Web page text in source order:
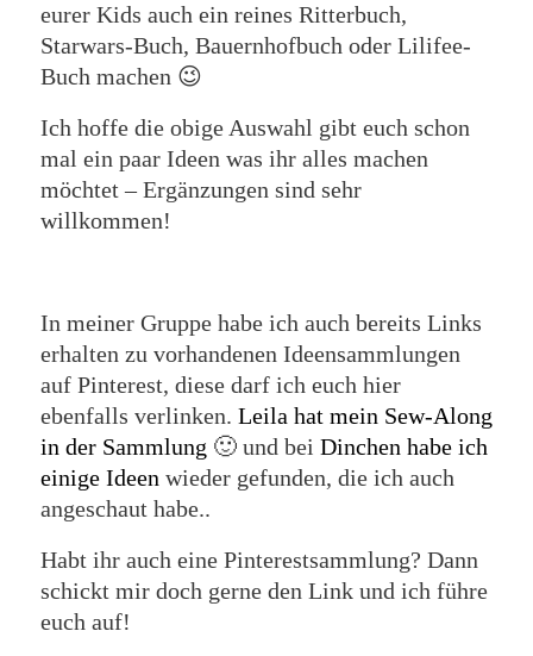
eurer Kids auch ein reines Ritterbuch,
Starwars-Buch, Bauernhofbuch oder Lilifee-
Buch machen 😉
Ich hoffe die obige Auswahl gibt euch schon
mal ein paar Ideen was ihr alles machen
möchtet – Ergänzungen sind sehr
willkommen!
In meiner Gruppe habe ich auch bereits Links
erhalten zu vorhandenen Ideensammlungen
auf Pinterest, diese darf ich euch hier
ebenfalls verlinken. Leila hat mein Sew-Along
in der Sammlung 🙂 und bei Dinchen habe ich
einige Ideen wieder gefunden, die ich auch
angeschaut habe..
Habt ihr auch eine Pinterestsammlung? Dann
schickt mir doch gerne den Link und ich führe
euch auf!